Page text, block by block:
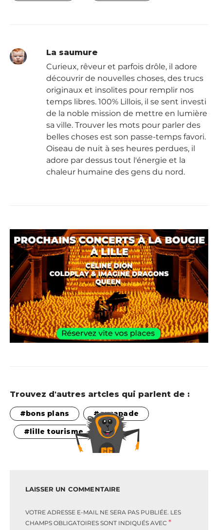
La saumure
Curieux, rêveur et parfois drôle, il adore
découvrir de nouvelles choses, des trucs
originaux et insolites pour remplir nos
temps libres. 100% Lillois, il se sent investi
de la noble mission de mettre en lumière
sa ville. Trouver les mots pour parler des
belles choses est son passe-temps favori.
Oiseau de nuit à ses heures perdues, il
adore par dessus tout l'énergie et la
chaleur humaine des gens du nord.
Trouvez d'autres artcles qui parlent de :
bons plans escapade
lille tourisme
LAISSER UN COMMENTAIRE
VOTRE ADRESSE E-MAIL NE SERA PAS PUBLIÉE. LES
CHAMPS OBLIGATOIRES SONT INDIQUÉS AVEC *